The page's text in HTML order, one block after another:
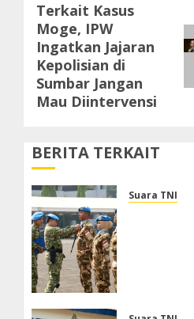
Next
post:
Terkait Kasus
Moge, IPW
Ingatkan Jajaran
Kepolisian di
Sumbar Jangan
Mau Diintervensi
BERITA TERKAIT
Suara TNI